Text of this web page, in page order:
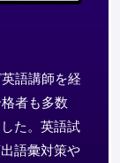
語講師を経
者も多数
た。英語試
語彙対策や